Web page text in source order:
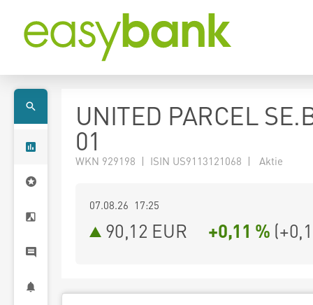
UNITED PARCEL
01
WKN 929198 | ISIN US9113121068 | Aktie
07.08.26 17:25
90,12 EUR +0,11 % (